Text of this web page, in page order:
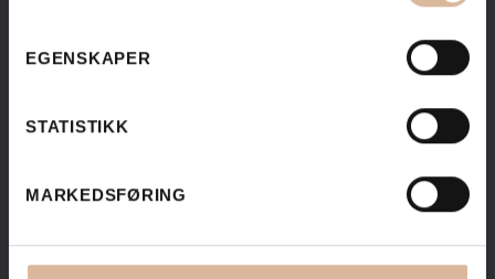
EGENSKAPER
STATISTIKK
MARKEDSFØRING